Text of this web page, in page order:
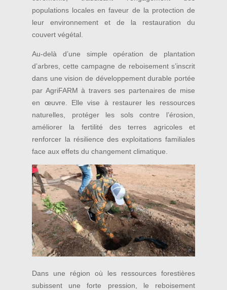
populations locales en faveur de la protection de
leur environnement et de la restauration du
couvert végétal.
Au-delà d’une simple opération de plantation
d’arbres, cette campagne de reboisement s’inscrit
dans une vision de développement durable portée
par AgriFARM à travers ses partenaires de mise
en œuvre. Elle vise à restaurer les ressources
naturelles, protéger les sols contre l’érosion,
améliorer la fertilité des terres agricoles et
renforcer la résilience des exploitations familiales
face aux effets du changement climatique.
Dans une région où les ressources forestières
subissent une forte pression, le reboisement